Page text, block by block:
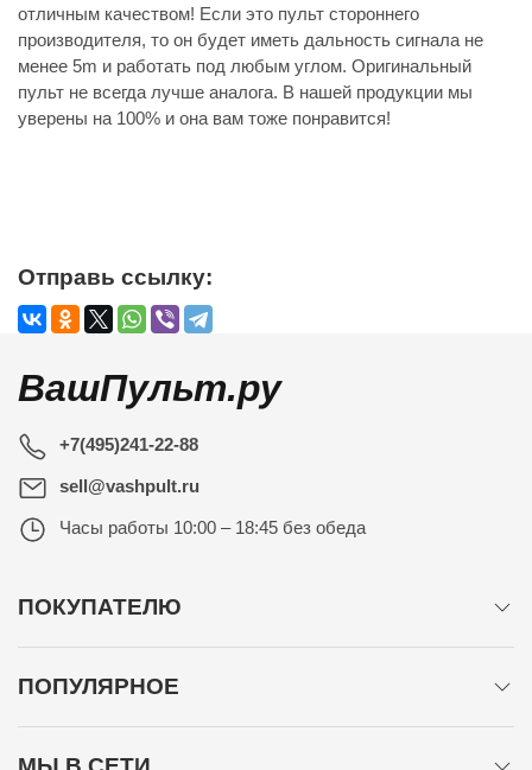
отличным качеством! Если это пульт стороннего
производителя, то он будет иметь дальность сигнала не
менее 5m и работать под любым углом. Оригинальный
пульт не всегда лучше аналога. В нашей продукции мы
уверены на 100% и она вам тоже понравится!
Отправь ссылку:
ВашПульт.ру
+7(495)241-22-88
sell@vashpult.ru
Часы работы 10:00 – 18:45 без обеда
ПОКУПАТЕЛЮ
ПОПУЛЯРНОЕ